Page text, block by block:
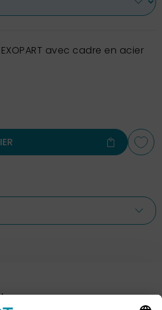
avec cadre en acier
avec nous.